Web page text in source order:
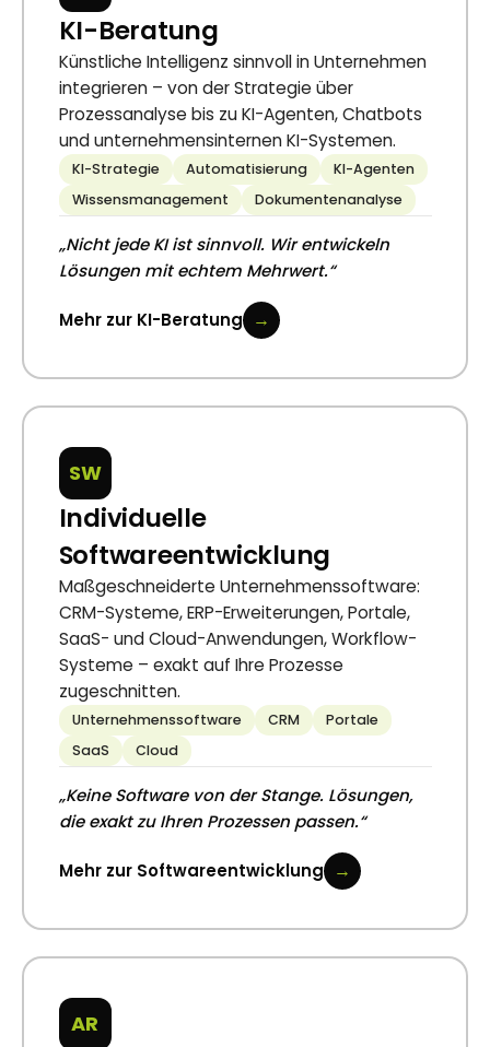
KI-Beratung
Künstliche Intelligenz sinnvoll in Unternehmen
integrieren – von der Strategie über
Prozessanalyse bis zu KI-Agenten, Chatbots
und unternehmensinternen KI-Systemen.
KI-Strategie Automatisierung
KI-Agenten
Wissensmanagement
Dokumentenanalyse
„Nicht jede KI ist sinnvoll. Wir entwickeln
Lösungen mit echtem Mehrwert.“
Mehr zur KI-Beratung →
SW
Individuelle
Softwareentwicklung
Maßgeschneiderte Unternehmenssoftware:
CRM-Systeme, ERP-Erweiterungen, Portale,
SaaS- und Cloud-Anwendungen, Workflow-
Systeme – exakt auf Ihre Prozesse
zugeschnitten.
Unternehmenssoftware CRM
Portale
SaaS
Cloud
„Keine Software von der Stange. Lösungen,
die exakt zu Ihren Prozessen passen.“
Mehr zur Softwareentwicklung →
AR